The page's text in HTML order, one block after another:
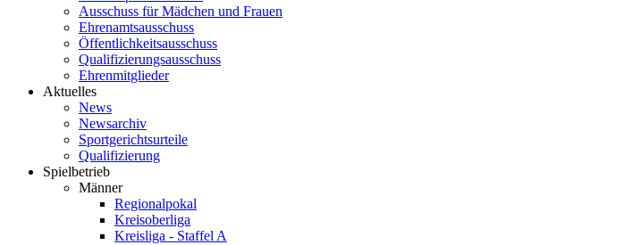
Ausschuss für Mädchen und Frauen
Ehrenamtsausschuss
Öffentlichkeitsausschuss
Qualifizierungsausschuss
Ehrenmitglieder
Aktuelles
News
Newsarchiv
Sportgerichtsurteile
Qualifizierung
Spielbetrieb
Männer
Regionalpokal
Kreisoberliga
Kreisliga - Staffel A